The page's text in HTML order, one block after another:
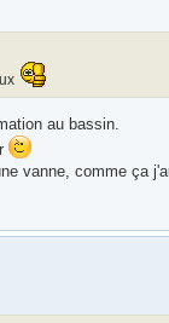
au bassin.
vanne, comme ça